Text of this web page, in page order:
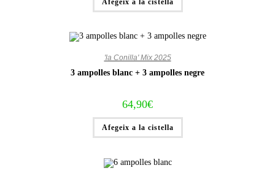
'la Conilla' Mix 2025
3 ampolles blanc + 3 ampolles negre
64,90€
Afegeix a la cistella